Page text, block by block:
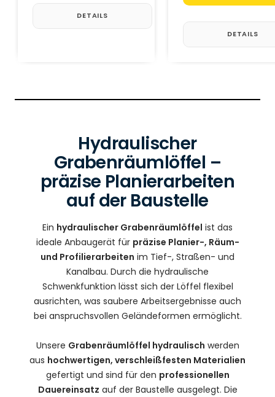
DETAILS
DETAILS
Hydraulischer
Grabenräumlöffel –
präzise Planierarbeiten
auf der Baustelle
Ein hydraulischer Grabenräumlöffel ist das
ideale Anbaugerät für präzise Planier-, Räum-
und Profilierarbeiten im Tief-, Straßen- und
Kanalbau. Durch die hydraulische
Schwenkfunktion lässt sich der Löffel flexibel
ausrichten, was saubere Arbeitsergebnisse auch
bei anspruchsvollen Geländeformen ermöglicht.
Unsere Grabenräumlöffel hydraulisch werden
aus hochwertigen, verschleißfesten Materialien
gefertigt und sind für den professionellen
Dauereinsatz auf der Baustelle ausgelegt. Die